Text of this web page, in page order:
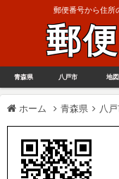
郵便番号から住所
郵
青森県 八戸市 地図
ホーム 青森県 八